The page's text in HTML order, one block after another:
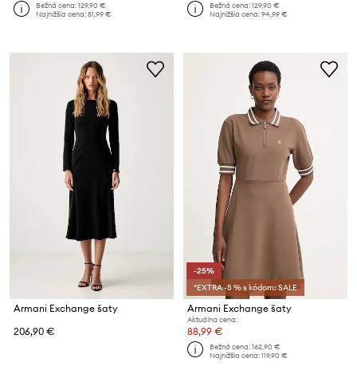
Bežná cena:129,90 €
Najnižšia cena:81,99 €
Bežná cena:129,90 €
Najnižšia cena:94,99 €
Armani Exchange šaty
206,90 €
-25%
*EXTRA -5 % s kódom: SALE
Armani Exchange šaty
Aktuálna cena:
88,99 €
Bežná cena:162,90 €
Najnižšia cena:119,90 €